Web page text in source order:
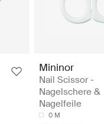
Mininor
Nail Scissor -
Nagelschere &
Nagelfeile
0 M